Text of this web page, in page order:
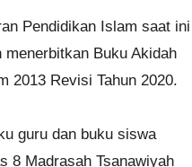
Pendidikan Islam saat ini
Buku Akidah
2013 Revisi Tahun 2020.
guru dan buku siswa
8 Madrasah Tsanawiyah